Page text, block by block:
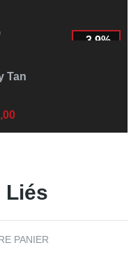
-3.9%
Tan
Le
prix
59,00€.
Liés
PANIER